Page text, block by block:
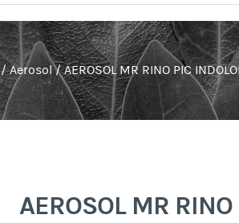
/Aerosol /AEROSOL MR RINO PIC
AEROSOL MR